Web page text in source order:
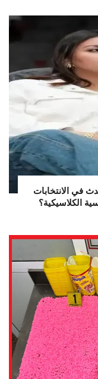
في الانتخابات
الكلاسيكية؟